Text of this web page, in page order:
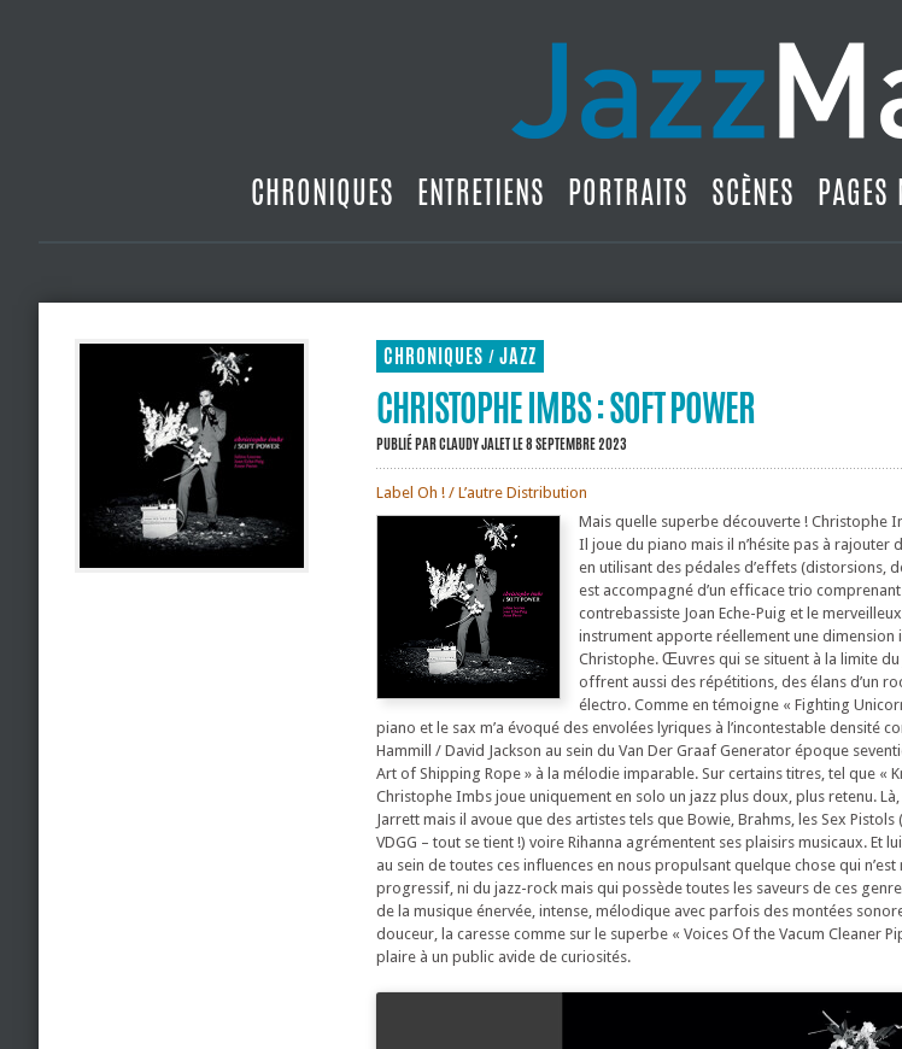
CHRONIQUES ENTRETIENS PORTRAITS SCÈNES
CHRONIQUES / JAZZ
CHRISTOPHE IMBS : SOFT POWER
PUBLIÉ PARCLAUDY JALETLE 8 SEPTEMBRE 2023
Label Oh ! / L’autre Distribution
Mais quelle superbe découverte ! Christophe
Il joue du piano mais il n’hésite pas à rajouter
en utilisant des pédales d’effets (distorsions,
est accompagné d’un efficace trio
contrebassiste Joan Eche-Puig et le
instrument apporte réellement une
Christophe. Œuvres qui se situent à la limite du
offrent aussi des répétitions, des élans d’un
électro. Comme en témoigne « Fighting
piano et le sax m’a évoqué des envolées lyriques à l’incontestable densité
Hammill / David Jackson au sein du Van Der Graaf Generator époque
Art of Shipping Rope » à la mélodie imparable. Sur certains titres, tel que «
Christophe Imbs joue uniquement en solo un jazz plus doux, plus retenu.
Jarrett mais il avoue que des artistes tels que Bowie, Brahms, les Sex
VDGG – tout se tient !) voire Rihanna agrémentent ses plaisirs musicaux. Et
au sein de toutes ces influences en nous propulsant quelque chose qui
progressif, ni du jazz-rock mais qui possède toutes les saveurs de ces
de la musique énervée, intense, mélodique avec parfois des montées
douceur, la caresse comme sur le superbe « Voices Of the Vacum Cleaner
plaire à un public avide de curiosités.